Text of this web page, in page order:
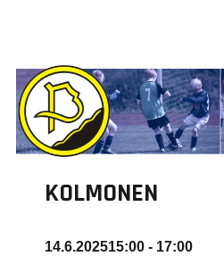
KOLMONEN
14.6.202515:00 - 17:00